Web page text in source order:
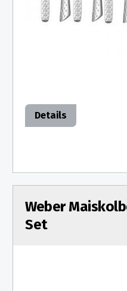
Details
Weber
Set